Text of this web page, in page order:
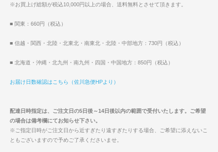
※お買上げ総額が税込10,000円以上の場合、送料無料とさせて頂きます。
■ 関東：660円（税込）
■ 信越・関西・北陸・北東北・南東北・北陸・中部地方：730円（税込）
■ 北海道・沖縄・北九州・南九州・四国・中国地方：850円（税込）
お届け日数確認はこちら（佐川急便HPより）
配達日時指定は、ご注文日の5日後～14日後以内の範囲で受付いたします。ご希望
の場合は備考欄にてお知らせ下さい。
※ご指定日時がご注文日から近すぎたり遠すぎたりする場合、ご希望に添えないこ
ともございますので予めご了承くださいませ。